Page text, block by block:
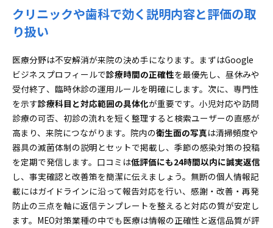
クリニックや歯科で効く説明内容と評価の取
り扱い
医療分野は不安解消が来院の決め手になります。まずはGoogle
ビジネスプロフィールで診療時間の正確性を最優先し、昼休みや
受付終了、臨時休診の運用ルールを明確にします。次に、専門性
を示す診療科目と対応範囲の具体化が重要です。小児対応や訪問
診療の可否、初診の流れを短く整理すると検索ユーザーの直感が
高まり、来院につながります。院内の衛生面の写真は清掃頻度や
器具の滅菌体制の説明とセットで掲載し、季節の感染対策の投稿
を定期で発信します。口コミは低評価にも24時間以内に誠実返信
し、事実確認と改善策を簡潔に伝えましょう。無断の個人情報記
載にはガイドラインに沿って報告対応を行い、感謝・改善・再発
防止の三点を軸に返信テンプレートを整えると対応の質が安定し
ます。MEO対策業種の中でも医療は情報の正確性と返信品質が評